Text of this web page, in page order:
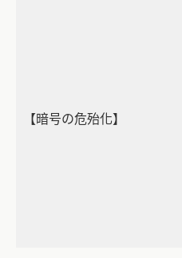
【暗号の危殆化】